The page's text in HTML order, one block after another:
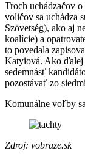
Troch uchádzačov
voličov sa uchádza
Szövetség), ako aj
koalície) a
to povedala
Katyiová. Ako ďalej
sedemnásť
pozostávať zo
Komunálne voľby
Zdroj: vobraze.sk